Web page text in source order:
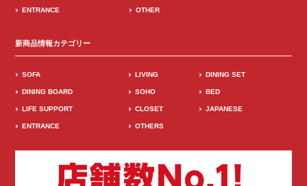
ENTRANCE OTHER
新商品情報カテゴリー
SOFA LIVING DINING SET
DINING BOARD SOHO BED
LIFE SUPPORT CLOSET JAPANESE
ENTRANCE OTHERS